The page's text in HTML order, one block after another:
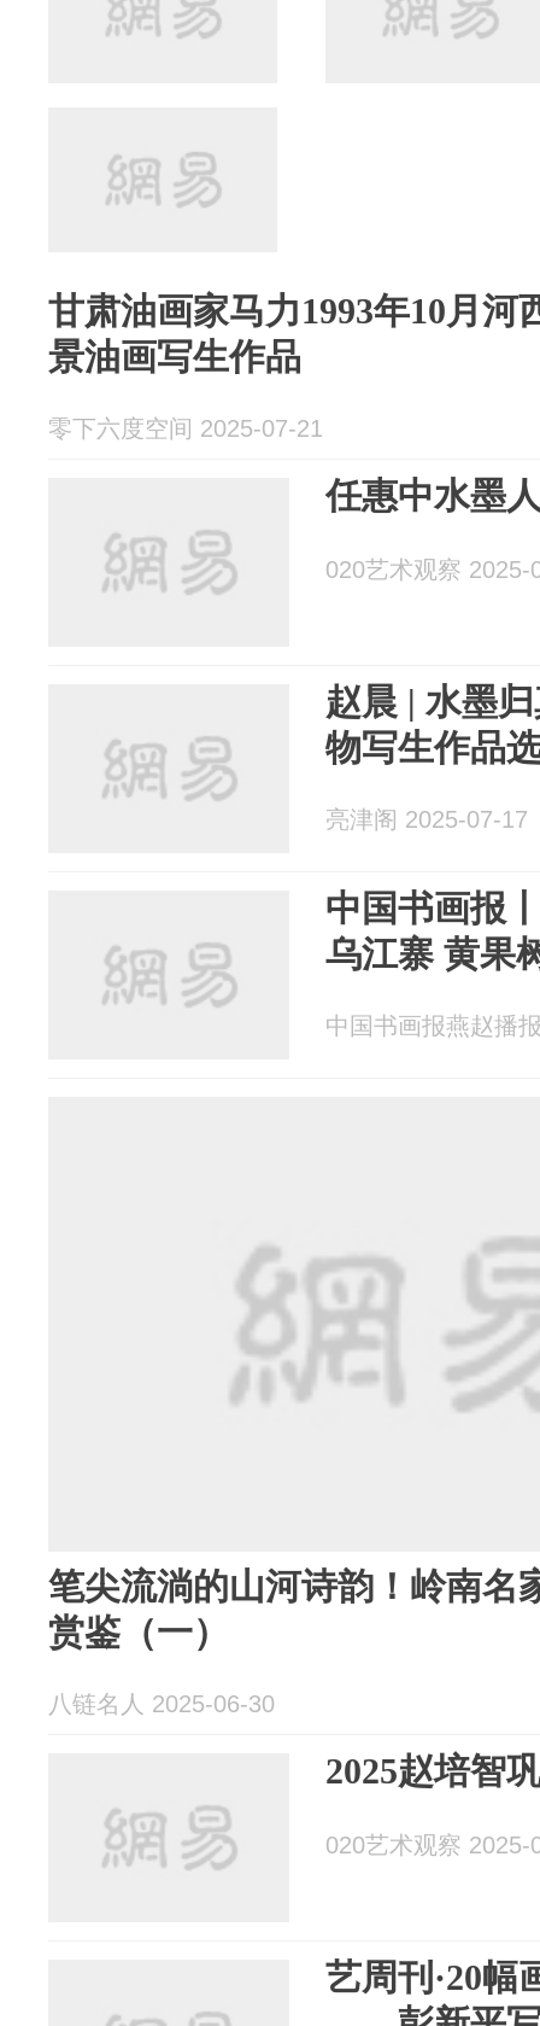
甘肃油画家马力1993年10月河
景油画写生作品
零下六度空间 2025-07-21
任惠中水墨
020艺术观察 2025-
赵晨 | 水墨
物写生作品
亮津阁 2025-07-17
中国书画报
乌江寨 黄果
中国书画报燕赵播
笔尖流淌的山河诗韵！岭南名
赏鉴（一）
八链名人 2025-06-30
2025赵培智
020艺术观察 2025-
艺周刊·20幅